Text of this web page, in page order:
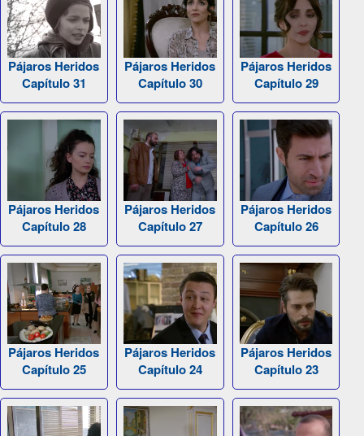
Pájaros Heridos
Capítulo 31
Pájaros Heridos
Capítulo 30
Pájaros Heridos
Capítulo 29
Pájaros Heridos
Capítulo 28
Pájaros Heridos
Capítulo 27
Pájaros Heridos
Capítulo 26
Pájaros Heridos
Capítulo 25
Pájaros Heridos
Capítulo 24
Pájaros Heridos
Capítulo 23